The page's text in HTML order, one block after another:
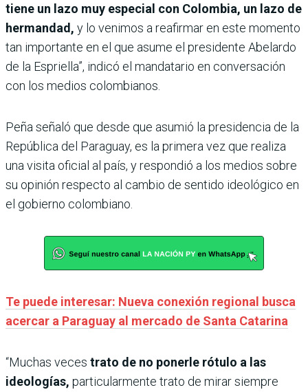
tiene un lazo muy especial con Colombia, un lazo de
hermandad, y lo venimos a reafirmar en este momento
tan importante en el que asume el presidente Abelardo
de la Espriella”, indicó el mandatario en conversación
con los medios colombianos.
Peña señaló que desde que asumió la presidencia de la
República del Paraguay, es la primera vez que realiza
una visita oficial al país, y respondió a los medios sobre
su opinión respecto al cambio de sentido ideológico en
el gobierno colombiano.
Te puede interesar: Nueva conexión regional busca
acercar a Paraguay al mercado de Santa Catarina
“Muchas veces trato de no ponerle rótulo a las
ideologías, particularmente trato de mirar siempre